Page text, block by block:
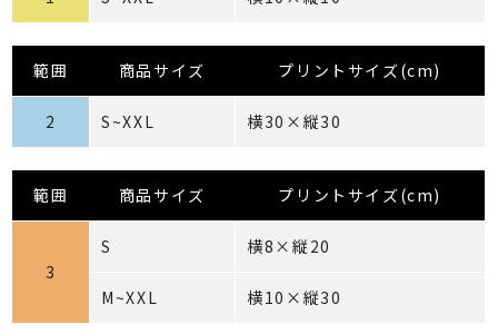
範囲 商品サイズ プリントサイズ(cm)
2 S~XXL 横30×縦30
範囲 商品サイズ プリントサイズ(cm)
3
S 横8×縦20
M~XXL 横10×縦30